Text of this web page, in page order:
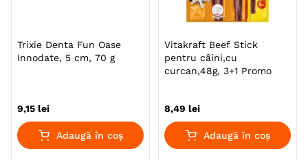
Trixie Denta Fun Oase
Innodate, 5 cm, 70 g
9,15 lei
Adaugă în coș
Vitakraft Beef Stick
pentru câini,cu
curcan,48g, 3+1 Promo
8,49 lei
Adaugă în coș